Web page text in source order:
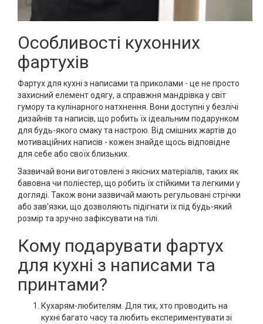
Особливості кухонних
фартухів
Фартух для кухні з написами та приколами - це не просто
захисний елемент одягу, а справжня мандрівка у світ
гумору та кулінарного натхнення. Вони доступні у безлічі
дизайнів та написів, що робить їх ідеальним подарунком
для будь-якого смаку та настрою. Від смішних жартів до
мотиваційних написів - кожен знайде щось відповідне
для себе або своїх близьких.
Зазвичай вони виготовлені з якісних матеріалів, таких як
бавовна чи поліестер, що робить їх стійкими та легкими у
догляді. Також вони зазвичай мають регульовані стрічки
або зав'язки, що дозволяють підігнати їх під будь-який
розмір та зручно зафіксувати на тілі.
Кому подарувати фартух
для кухні з написами та
принтами?
Кухарям-любителям. Для тих, хто проводить на
кухні багато часу та любить експериментувати зі